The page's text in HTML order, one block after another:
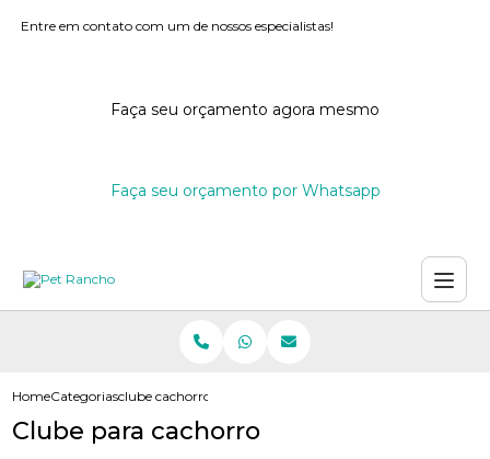
Entre em contato com um de nossos especialistas!
Faça seu orçamento agora mesmo
Faça seu orçamento por Whatsapp
HomeCategoriasclube cachorro
Clube para cachorro